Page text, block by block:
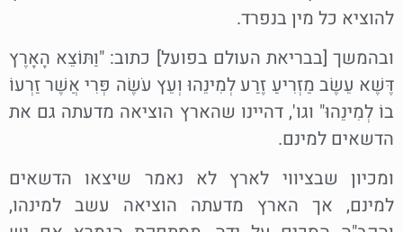
להוציא כל מין בנפרד.
ובהמשך [בבריאת העולם בפועל] כתוב: "וַתּוֹצֵא הָאָרֶץ
דֶּשֶׁא עֵשֶׂב מַזְרִיעַ זֶרַע לְמִינֵהוּ וְעֵץ עֹשֶׂה פְּרִי אֲשֶׁר זַרְעוֹ
בוֹ לְמִינֵהוּ" וגו', דהיינו שהארץ הוציאה מדעתה גם את
הדשאים למינם.
ומכיון שבציווי לארץ לא נאמר שיצאו הדשאים
למינם, אך הארץ מדעתה הוציאה עשב למינהו,